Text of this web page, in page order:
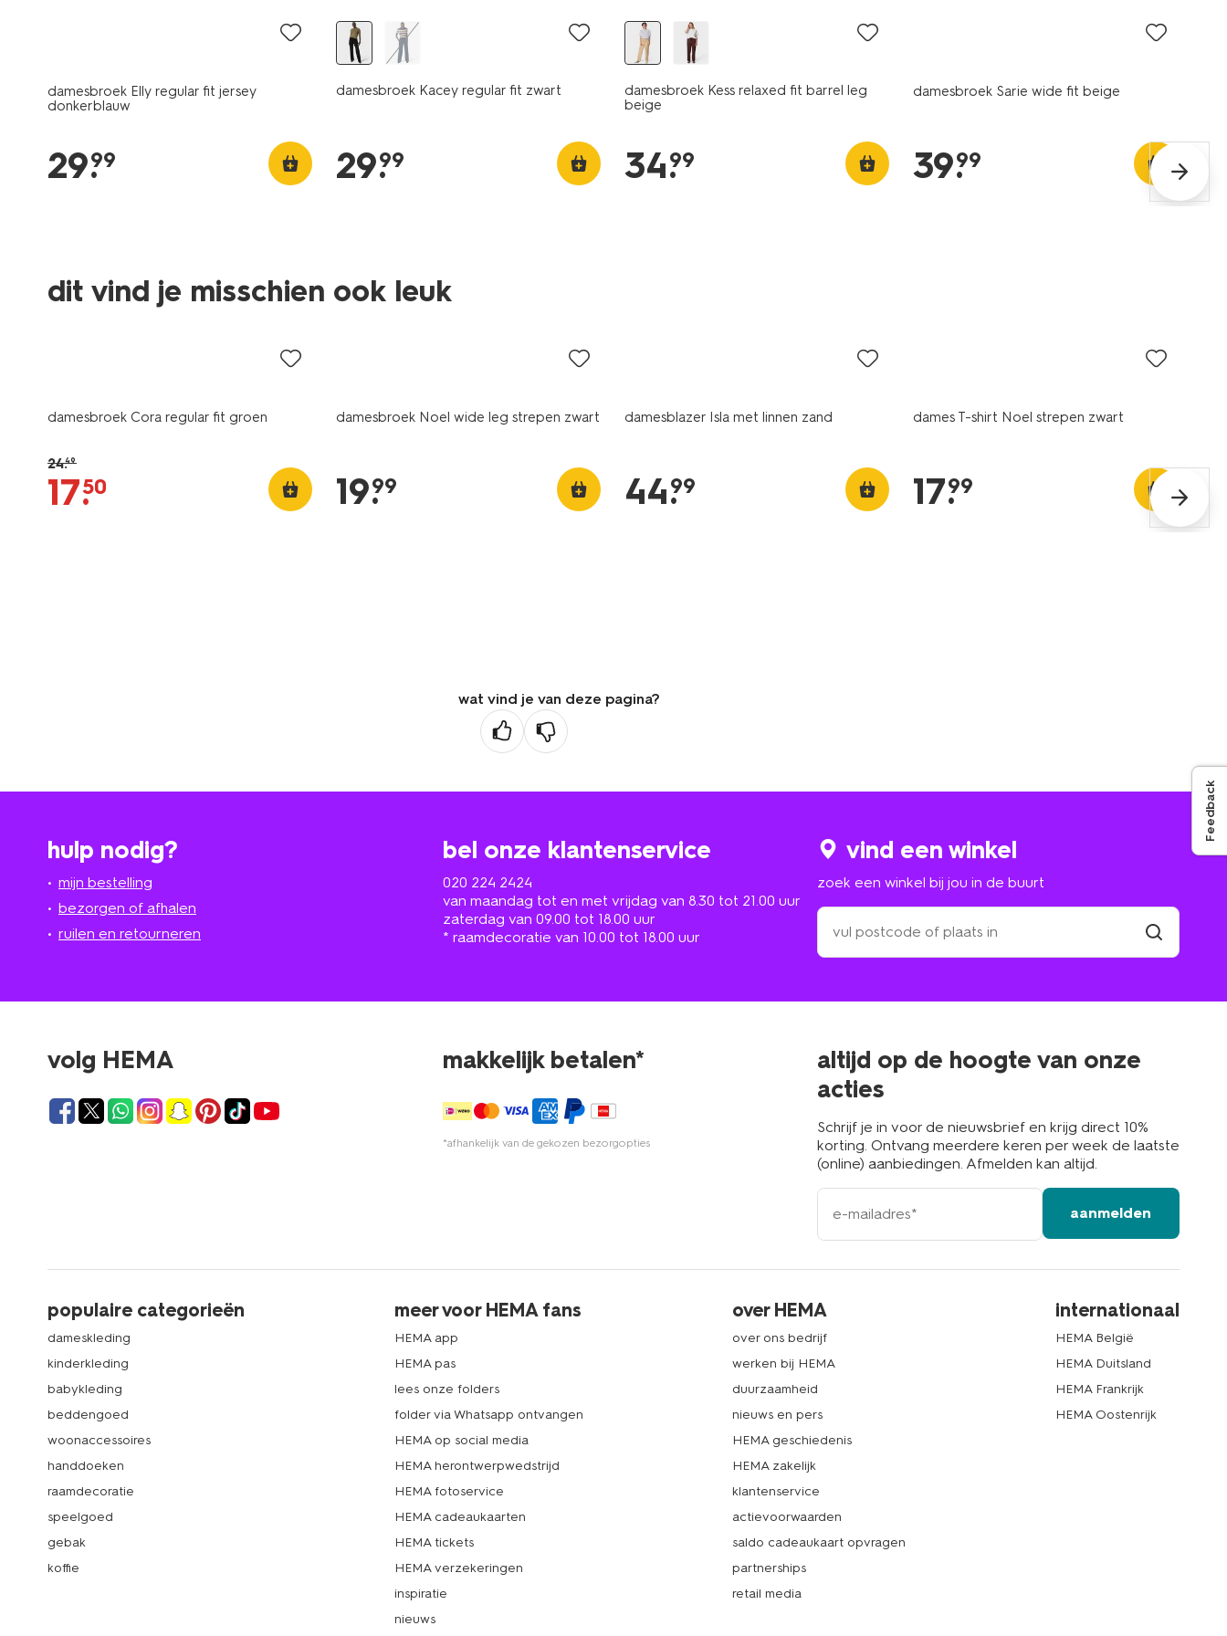
damesbroek Elly regular fit jersey
donkerblauw
29.
99
damesbroek Kacey regular fit zwart
29.
99
damesbroek Kess relaxed fit barrel leg
beige
34.
99
damesbroek Sarie wide fit beige
39.
99
dit vind je misschien ook leuk
damesbroek Cora regular fit groen
24.49
17.
50
damesbroek Noel wide leg strepen zwart
19.
99
damesblazer Isla met linnen zand
44.
99
dames T-shirt Noel strepen zwart
17.
99
wat vind je van deze pagina?
hulp nodig?
mijn bestelling
bezorgen of afhalen
ruilen en retourneren
bel onze klantenservice
020 224 2424
van maandag tot en met vrijdag van 8.30 tot 21.00 uur
zaterdag van 09.00 tot 18.00 uur
* raamdecoratie van 10.00 tot 18.00 uur
vind een winkel
zoek een winkel bij jou in de buurt
zoek
een
winkel
in
volg HEMA makkelijk betalen*
*afhankelijk van de gekozen bezorgopties
altijd op de hoogte van onze
acties
Schrijf je in voor de nieuwsbrief en krijg direct 10%
korting. Ontvang meerdere keren per week de laatste
(online) aanbiedingen. Afmelden kan altijd.
e-
mailadres
aanmelden
populaire categorieën
dameskleding
kinderkleding
babykleding
beddengoed
woonaccessoires
handdoeken
raamdecoratie
speelgoed
gebak
koffie
meer voor HEMA fans
HEMA app
HEMA pas
lees onze folders
folder via Whatsapp ontvangen
HEMA op social media
HEMA herontwerpwedstrijd
HEMA fotoservice
HEMA cadeaukaarten
HEMA tickets
HEMA verzekeringen
inspiratie
nieuws
over HEMA
over ons bedrijf
werken bij HEMA
duurzaamheid
nieuws en pers
HEMA geschiedenis
HEMA zakelijk
klantenservice
actievoorwaarden
saldo cadeaukaart opvragen
partnerships
retail media
internationaal
HEMA België
HEMA Duitsland
HEMA Frankrijk
HEMA Oostenrijk
Feedback